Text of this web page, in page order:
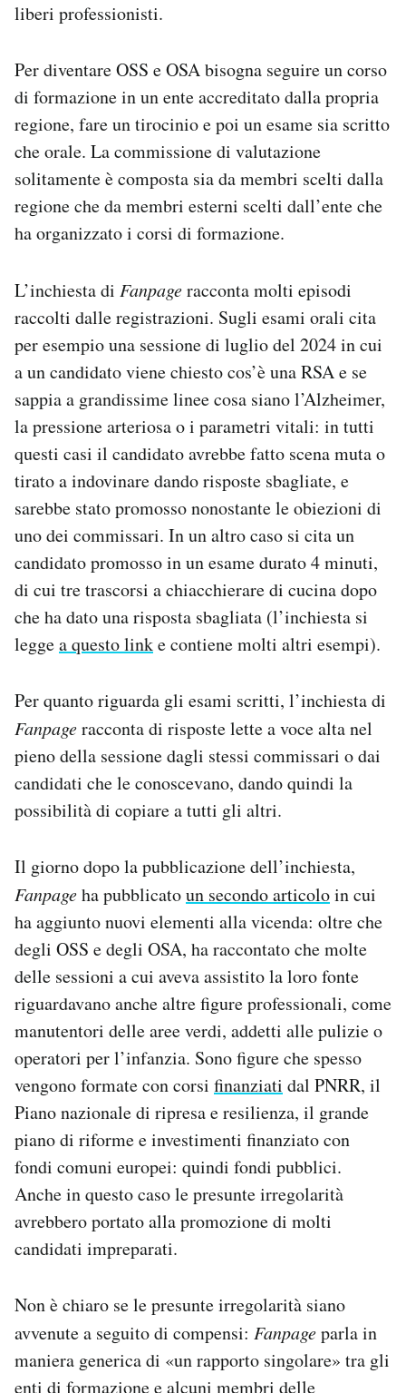
liberi professionisti.
Per diventare OSS e OSA bisogna seguire un corso
di formazione in un ente accreditato dalla propria
regione, fare un tirocinio e poi un esame sia scritto
che orale. La commissione di valutazione
solitamente è composta sia da membri scelti dalla
regione che da membri esterni scelti dall’ente che
ha organizzato i corsi di formazione.
L’inchiesta di Fanpageracconta molti episodi
raccolti dalle registrazioni. Sugli esami orali cita
per esempio una sessione di luglio del 2024 in cui
a un candidato viene chiesto cos’è una RSA e se
sappia a grandissime linee cosa siano l’Alzheimer,
la pressione arteriosa o i parametri vitali: in tutti
questi casi il candidato avrebbe fatto scena muta o
tirato a indovinare dando risposte sbagliate, e
sarebbe stato promosso nonostante le obiezioni di
uno dei commissari. In un altro caso si cita un
candidato promosso in un esame durato 4 minuti,
di cui tre trascorsi a chiacchierare di cucina dopo
che ha dato una risposta sbagliata (l’inchiesta si
leggea questo linke contiene molti altri esempi).
Per quanto riguarda gli esami scritti, l’inchiesta di
Fanpageracconta di risposte lette a voce alta nel
pieno della sessione dagli stessi commissari o dai
candidati che le conoscevano, dando quindi la
possibilità di copiare a tutti gli altri.
Il giorno dopo la pubblicazione dell’inchiesta,
Fanpageha pubblicatoun secondo articoloin cui
ha aggiunto nuovi elementi alla vicenda: oltre che
degli OSS e degli OSA, ha raccontato che molte
delle sessioni a cui aveva assistito la loro fonte
riguardavano anche altre figure professionali, come
manutentori delle aree verdi, addetti alle pulizie o
operatori per l’infanzia. Sono figure che spesso
vengono formate con corsi finanziati dal PNRR, il
Piano nazionale di ripresa e resilienza, il grande
piano di riforme e investimenti finanziato con
fondi comuni europei: quindi fondi pubblici.
Anche in questo caso le presunte irregolarità
avrebbero portato alla promozione di molti
candidati impreparati.
Non è chiaro se le presunte irregolarità siano
avvenute a seguito di compensi: Fanpageparla in
maniera generica di «un rapporto singolare» tra gli
enti di formazione e alcuni membri delle